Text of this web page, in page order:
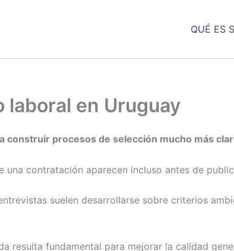
QUÉ ES
en Uruguay
construir procesos de selección mucho más
una contratación aparecen incluso antes de
suelen desarrollarse sobre criterios
resulta fundamental para mejorar la calidad